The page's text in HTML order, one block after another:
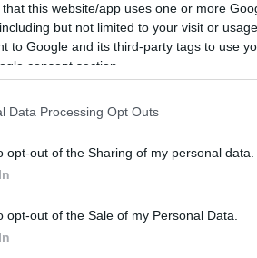
that this website/app uses one or more
but not limited to your visit or
to Google and its third-party tags to use
consent section.
Data Processing Opt Outs
opt-out of the Sharing of my personal data.
opt-out of the Sale of my Personal Data.
Το kitchen trick που κάθε